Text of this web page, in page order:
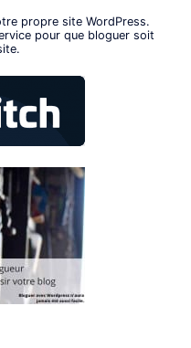
propre site WordPress.
pour que bloguer soit